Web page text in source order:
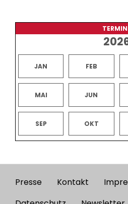
JAN FEB
MAI JUN
SEP OKT
Footer
Presse Kontakt